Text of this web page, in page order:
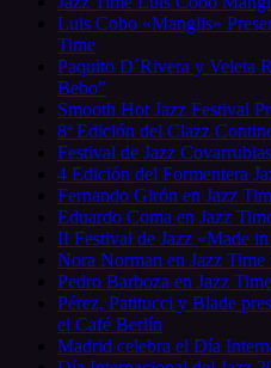
Luis Cobo «Manglis»
Time
Paquito D´Rivera y Veleta
Bebo”
Smooth Hot Jazz Festival
8ª Edición del Clazz
Festival de Jazz
4 Edición del Formentera
Fernando Girón en Jazz
Eduardo Coma en Jazz
II Festival de Jazz «Made
Nora Norman en Jazz Time
Pedro Barboza en Jazz Time
Pérez, Patitucci y Blade
el Café Berlín
Madrid celebra el Día